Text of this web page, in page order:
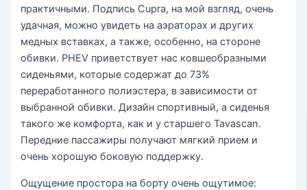
практичными. Подпись Cupra, на мой взгляд, очень
удачная, можно увидеть на аэраторах и других
медных вставках, а также, особенно, на стороне
обивки. PHEV приветствует нас ковшеобразными
сиденьями, которые содержат до 73%
переработанного полиэстера, в зависимости от
выбранной обивки. Дизайн спортивный, а сиденья
такого же комфорта, как и у старшего Tavascan.
Передние пассажиры получают мягкий прием и
очень хорошую боковую поддержку.
Ощущение простора на борту очень ощутимое: